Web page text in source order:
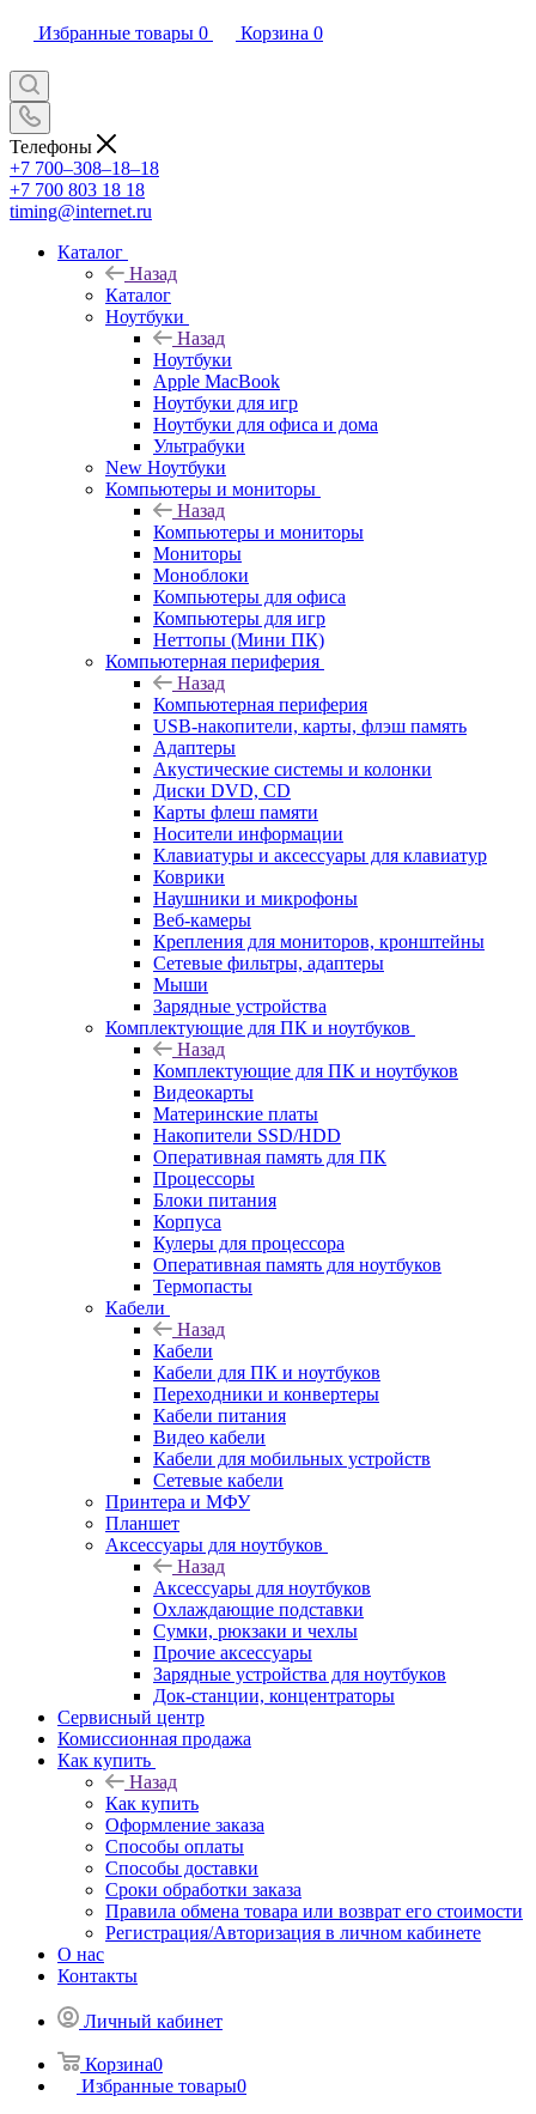
Избранные товары 0 Корзина 0
Телефоны
+7 700‒308‒18‒18
+7 700 803 18 18
timing@internet.ru
Каталог
Назад
Каталог
Ноутбуки
Назад
Ноутбуки
Apple MacBook
Ноутбуки для игр
Ноутбуки для офиса и дома
Ультрабуки
New Ноутбуки
Компьютеры и мониторы
Назад
Компьютеры и мониторы
Мониторы
Моноблоки
Компьютеры для офиса
Компьютеры для игр
Неттопы (Мини ПК)
Компьютерная периферия
Назад
Компьютерная периферия
USB-накопители, карты, флэш память
Адаптеры
Акустические системы и колонки
Диски DVD, CD
Карты флеш памяти
Носители информации
Клавиатуры и аксессуары для клавиатур
Коврики
Наушники и микрофоны
Веб-камеры
Крепления для мониторов, кронштейны
Сетевые фильтры, адаптеры
Мыши
Зарядные устройства
Комплектующие для ПК и ноутбуков
Назад
Комплектующие для ПК и ноутбуков
Видеокарты
Материнские платы
Накопители SSD/HDD
Оперативная память для ПК
Процессоры
Блоки питания
Корпуса
Кулеры для процессора
Оперативная память для ноутбуков
Термопасты
Кабели
Назад
Кабели
Кабели для ПК и ноутбуков
Переходники и конвертеры
Кабели питания
Видео кабели
Кабели для мобильных устройств
Сетевые кабели
Принтера и МФУ
Планшет
Аксессуары для ноутбуков
Назад
Аксессуары для ноутбуков
Охлаждающие подставки
Сумки, рюкзаки и чехлы
Прочие аксессуары
Зарядные устройства для ноутбуков
Док-станции, концентраторы
Сервисный центр
Комиссионная продажа
Как купить
Назад
Как купить
Оформление заказа
Способы оплаты
Способы доставки
Сроки обработки заказа
Правила обмена товара или возврат его стоимости
Регистрация/Авторизация в личном кабинете
О нас
Контакты
Личный кабинет
Корзина0
Избранные товары0